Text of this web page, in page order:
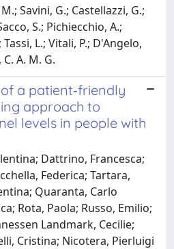
Savini, G.; Castellazzi, G.;
S.; Pichiecchio, A.;
L.; Vitali, P.; D'Angelo,
A. M. G.
a patient‐friendly
approach to
levels in people with
Dattrino, Francesca;
Federica; Tartara,
Quaranta, Carlo
Rota, Paola; Russo, Emilio;
Landmark, Cecilie;
Cristina; Nicotera, Pierluigi